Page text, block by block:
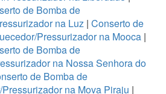
de Bomba de
na Luz | Conserto de
Pressurizador na Mooca |
de Bomba de
na Nossa Senhora do
de Bomba de
na Mova Piraju |